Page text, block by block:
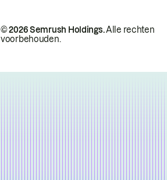
© 2026 Semrush Holdings.Alle rechten
voorbehouden.